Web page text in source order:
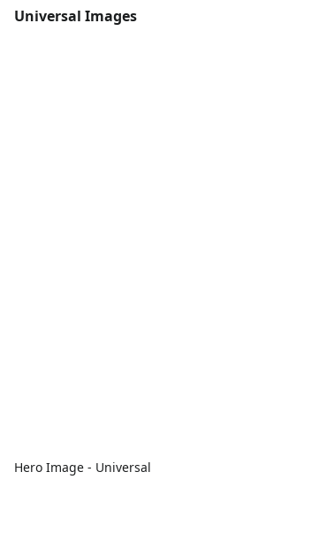
Universal Images
Hero Image - Universal